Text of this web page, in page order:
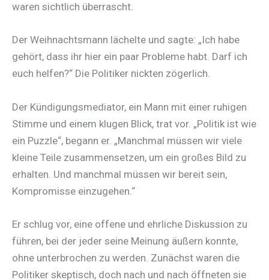
waren sichtlich überrascht.
Der Weihnachtsmann lächelte und sagte: „Ich habe
gehört, dass ihr hier ein paar Probleme habt. Darf ich
euch helfen?“ Die Politiker nickten zögerlich.
Der Kündigungsmediator, ein Mann mit einer ruhigen
Stimme und einem klugen Blick, trat vor. „Politik ist wie
ein Puzzle“, begann er. „Manchmal müssen wir viele
kleine Teile zusammensetzen, um ein großes Bild zu
erhalten. Und manchmal müssen wir bereit sein,
Kompromisse einzugehen.“
Er schlug vor, eine offene und ehrliche Diskussion zu
führen, bei der jeder seine Meinung äußern konnte,
ohne unterbrochen zu werden. Zunächst waren die
Politiker skeptisch, doch nach und nach öffneten sie